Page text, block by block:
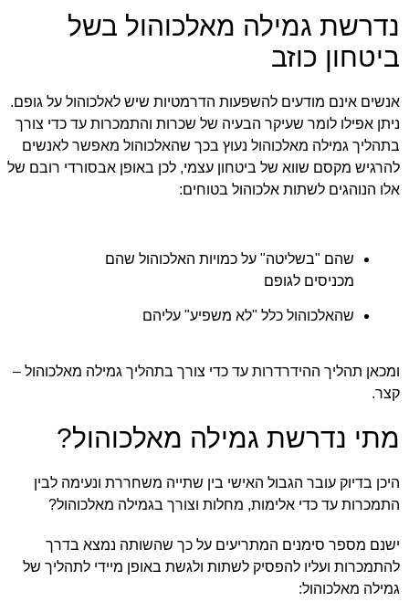
נדרשת גמילה מאלכוהול בשל
ביטחון כוזב
אנשים אינם מודעים להשפעות הדרמטיות שיש לאלכוהול על גופם.
ניתן אפילו לומר שעיקר הבעיה של שכרות והתמכרות עד כדי צורך
בתהליך גמילה מאלכוהול נעוץ בכך שהאלכוהול מאפשר לאנשים
להרגיש מקסם שווא של ביטחון עצמי, לכן באופן אבסורדי רובם של
אלו הנוהגים לשתות אלכוהול בטוחים:
שהם "בשליטה" על כמויות האלכוהול שהם
מכניסים לגופם
שהאלכוהול כלל "לא משפיע" עליהם
ומכאן תהליך ההידרדרות עד כדי צורך בתהליך גמילה מאלכוהול –
קצר.
מתי נדרשת גמילה מאלכוהול?
היכן בדיוק עובר הגבול האישי בין שתייה משחררת ונעימה לבין
התמכרות עד כדי אלימות, מחלות וצורך בגמילה מאלכוהול?
ישנם מספר סימנים המתריעים על כך שהשותה נמצא בדרך
להתמכרות ועליו להפסיק לשתות ולגשת באופן מיידי לתהליך של
גמילה מאלכוהול: